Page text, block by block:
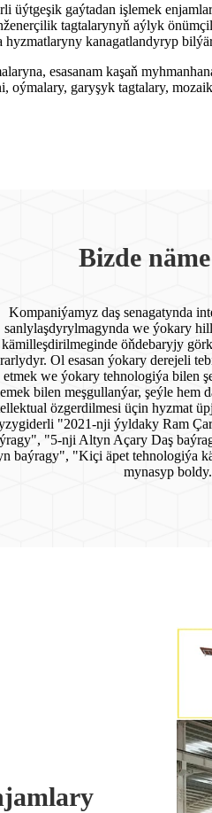
üýtgeşik gaýtadan işlemek
tagtalarynyň aýlyk
kanagatlandyryp
esasanam kaşaň
garyşyk tagtalary,
Bizde
Kompaniýamyz daş senagatynda
sanlylaşdyrylmagynda we ýokary
kämilleşdirilmeginde öňdebaryjy
Ol esasan ýokary derejeli
etmek we ýokary tehnologiýa bilen
bilen meşgullanýar, şeýle hem
özgerdilmesi üçin hyzmat
"2021-nji ýyldaky Ram
"5-nji Altyn Açary Daş
baýragy", "Kiçi ​​äpet tehnologiýa
mynasyp boldy.